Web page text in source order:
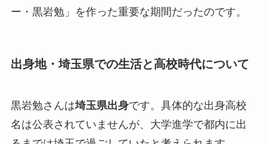
ー・黒岩勉」を作った重要な期間だったのです。
出身地・埼玉県での生活と高校時代について
黒岩勉さんは埼玉県出身です。具体的な出身高校
名は公表されていませんが、大学進学で都内に出